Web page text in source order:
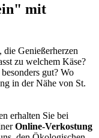
mit
Genießerherzen
zu welchem Käse?
gut? Wo
in der Nähe von St.
erhalten Sie bei
Online-Verkostung